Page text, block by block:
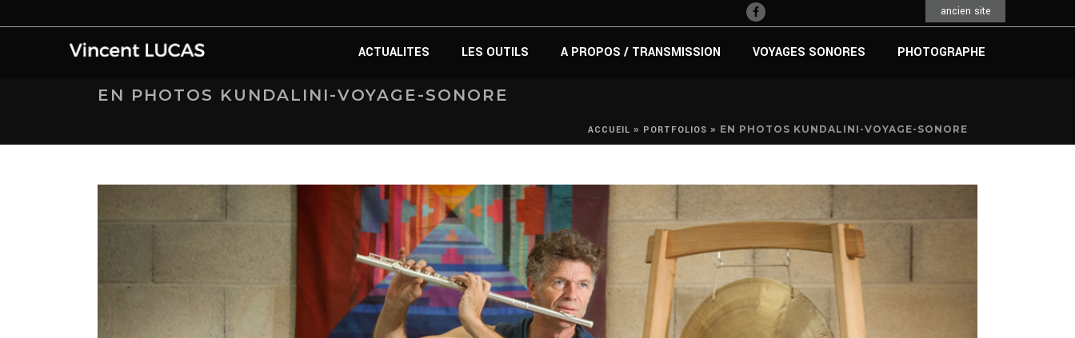
ancien site
ACTUALITES LES OUTILS A PROPOS / TRANSMISSION VOYAGES SONORES PHOTOGRAPHE
EN PHOTOS KUNDALINI-VOYAGE-SONORE
ACCUEIL » PORTFOLIOS » EN PHOTOS KUNDALINI-VOYAGE-SONORE